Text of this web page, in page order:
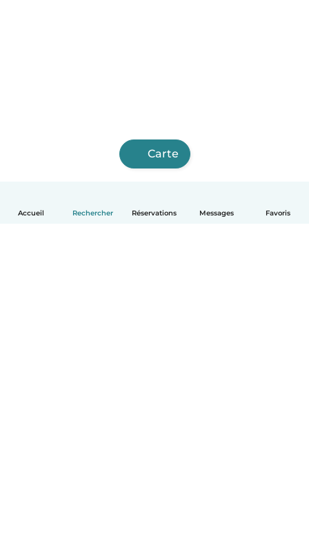
Accueil Rechercher Réservations Messages Favoris
Carte